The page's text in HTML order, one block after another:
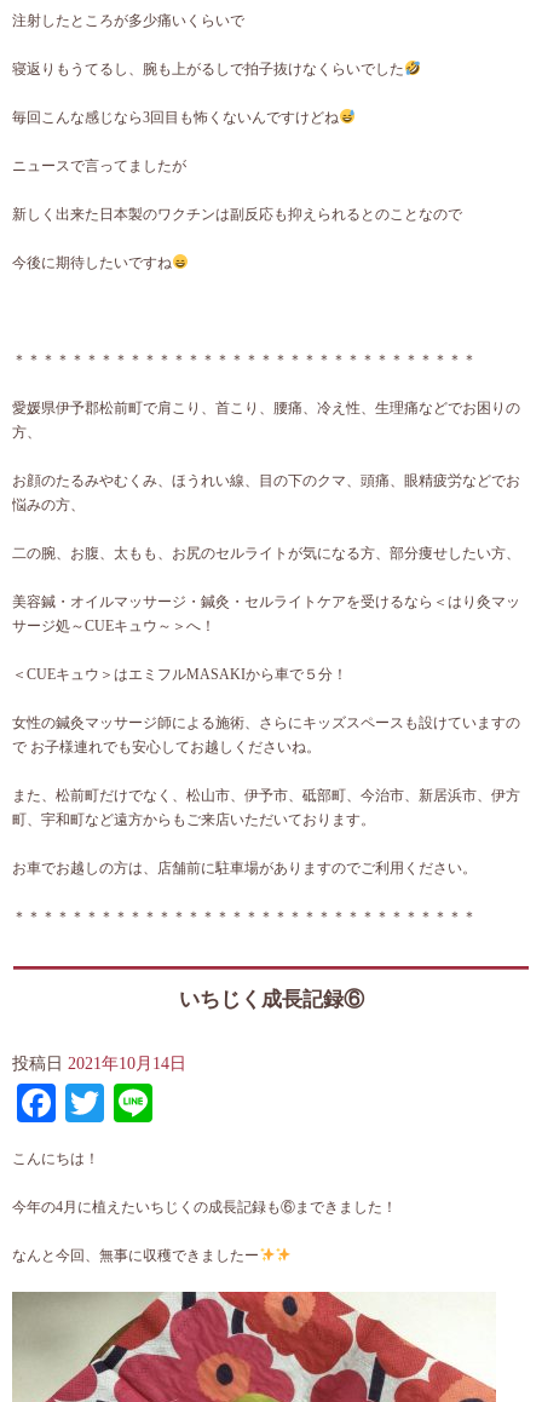
注射したところが多少痛いくらいで
寝返りもうてるし、腕も上がるしで拍子抜けなくらいでした
毎回こんな感じなら3回目も怖くないんですけどね
ニュースで言ってましたが
新しく出来た日本製のワクチンは副反応も抑えられるとのことなので
今後に期待したいですね
＊＊＊＊＊＊＊＊＊＊＊＊＊＊＊＊＊＊＊＊＊＊＊＊＊＊＊＊＊＊＊＊
愛媛県伊予郡松前町で肩こり、首こり、腰痛、冷え性、生理痛などでお困りの
方、
お顔のたるみやむくみ、ほうれい線、目の下のクマ、頭痛、眼精疲労などでお
悩みの方、
二の腕、お腹、太もも、お尻のセルライトが気になる方、部分痩せしたい方、
美容鍼・オイルマッサージ・鍼灸・セルライトケアを受けるなら＜はり灸マッ
サージ処～CUEキュウ～＞へ！
＜CUEキュウ＞はエミフルMASAKIから車で５分！
女性の鍼灸マッサージ師による施術、さらにキッズスペースも設けていますの
で お子様連れでも安心してお越しくださいね。
また、松前町だけでなく、松山市、伊予市、砥部町、今治市、新居浜市、伊方
町、宇和町など遠方からもご来店いただいております。
お車でお越しの方は、店舗前に駐車場がありますのでご利用ください。
＊＊＊＊＊＊＊＊＊＊＊＊＊＊＊＊＊＊＊＊＊＊＊＊＊＊＊＊＊＊＊＊
いちじく成長記録⑥
投稿日 2021年10月14日
Facebook
Twitter
こんにちは！
今年の4月に植えたいちじくの成長記録も⑥まできました！
なんと今回、無事に収穫できましたー